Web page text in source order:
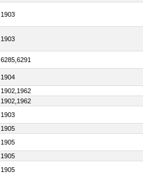
1903
1903
6285,6291
1904
1902,1962
1902,1962
1903
1905
1905
1905
1905